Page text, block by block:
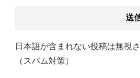
日本語が含まれない投稿は無視
（スパム対策）